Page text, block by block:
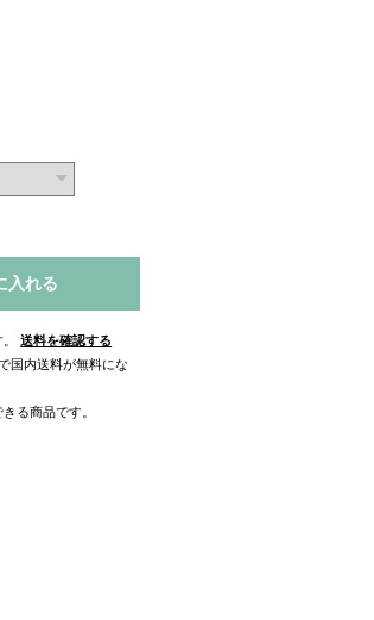
入れる
送料を確認する
国内送料が無料にな
る商品です。